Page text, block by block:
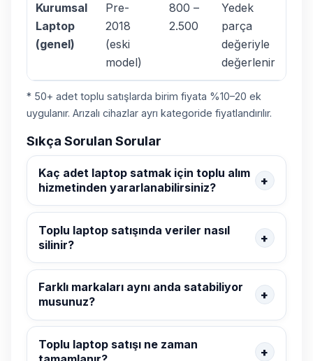
Kurumsal
Laptop
(genel)
Pre-
2018
(eski
model)
800 –
2.500
Yedek
parça
değeriyle
değerlenir
* 50+ adet toplu satışlarda birim fiyata %10–20 ek
uygulanır. Arızalı cihazlar ayrı kategoride fiyatlandırılır.
Sıkça Sorulan Sorular
Kaç adet laptop satmak için toplu alım
hizmetinden yararlanabilirsiniz?
Toplu laptop satışında veriler nasıl
silinir?
Farklı markaları aynı anda satabiliyor
musunuz?
Toplu laptop satışı ne zaman